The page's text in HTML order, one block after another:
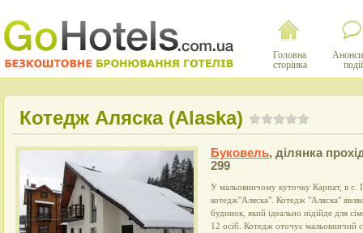
Головна
сторінка
події
Котедж Аляска (Alaska)
Буковель, ділянка
299
У мальовничому куточку Карпат, в с.
котедж"Аляска". Котедж "Аляска"
будинок, який ідеально підійде для
12 осіб. Котедж оточує мальовничий